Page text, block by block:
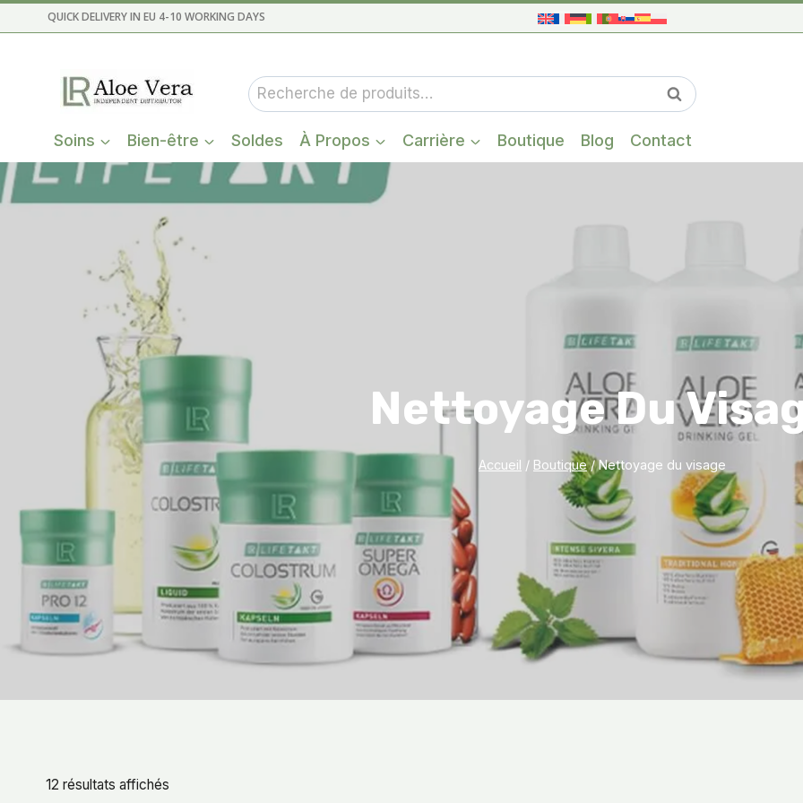
au
QUICK DELIVERY IN EU 4-10 WORKING DAYS
Recherche
pour :
Recherche
Soins Bien-être Soldes À Propos Carrière Boutique Blog Contact
Nettoyage Du
Accueil / Boutique / Nettoyage du visage
12 résultats affichés